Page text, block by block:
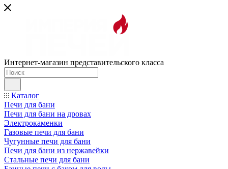
Интернет-магазин представительского класса
Каталог
Печи для бани
Печи для бани на дровах
Электрокаменки
Газовые печи для бани
Чугунные печи для бани
Печи для бани из нержавейки
Стальные печи для бани